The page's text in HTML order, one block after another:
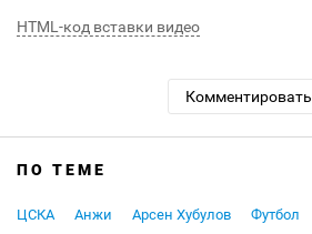
HTML-код вставки видео
Комментировать
ПО ТЕМЕ
ЦСКА Анжи Арсен Хубулов Футбол